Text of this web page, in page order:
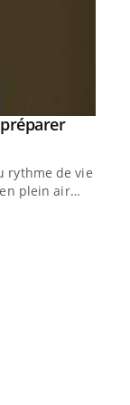
de vie !
en plein air…